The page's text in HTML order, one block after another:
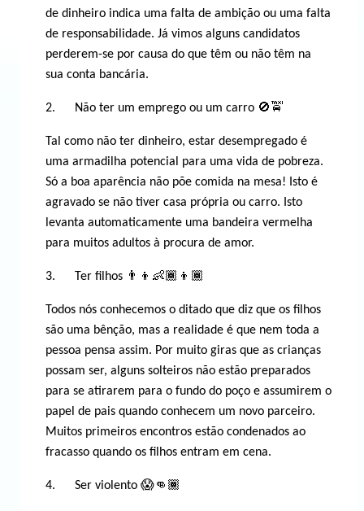
de dinheiro indica uma falta de ambição ou uma falta
de responsabilidade. Já vimos alguns candidatos
perderem-se por causa do que têm ou não têm na
sua conta bancária.
2. Não ter um emprego ou um carro 🚫🚖
Tal como não ter dinheiro, estar desempregado é
uma armadilha potencial para uma vida de pobreza.
Só a boa aparência não põe comida na mesa! Isto é
agravado se não tiver casa própria ou carro. Isto
levanta automaticamente uma bandeira vermelha
para muitos adultos à procura de amor.
3. Ter filhos 👨‍👦👶🏾👦🏾
Todos nós conhecemos o ditado que diz que os filhos
são uma bênção, mas a realidade é que nem toda a
pessoa pensa assim. Por muito giras que as crianças
possam ser, alguns solteiros não estão preparados
para se atirarem para o fundo do poço e assumirem o
papel de pais quando conhecem um novo parceiro.
Muitos primeiros encontros estão condenados ao
fracasso quando os filhos entram em cena.
4. Ser violento 😱👊🏾